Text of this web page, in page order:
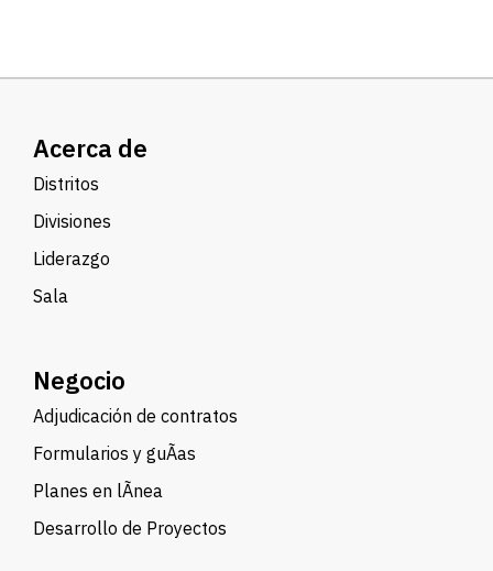
Acerca de
Distritos
Divisiones
Liderazgo
Sala
Negocio
Adjudicación de contratos
Formularios y guÃ­as
Planes en lÃ­nea
Desarrollo de Proyectos